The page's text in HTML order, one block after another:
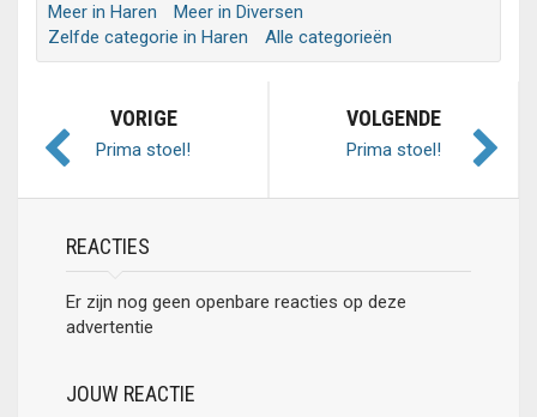
Meer in Haren
Meer in Diversen
Zelfde categorie in Haren
Alle categorieën
VORIGE
Prima stoel!
VOLGENDE
Prima stoel!
REACTIES
Er zijn nog geen openbare reacties op deze
advertentie
JOUW REACTIE